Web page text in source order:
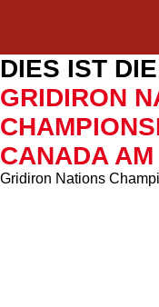
DIES IST
GRIDIRON
CANADA
Gridiron Nations